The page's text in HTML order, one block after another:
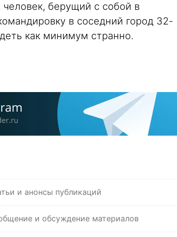
берущий с собой в
в соседний город 32-
как минимум странно.
и анонсы публикаций
и обсуждение материалов